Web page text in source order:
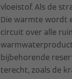
vloeistof. Als de
Die warmte wordt
circuit over alle
bijbehorende
terecht, zoals de